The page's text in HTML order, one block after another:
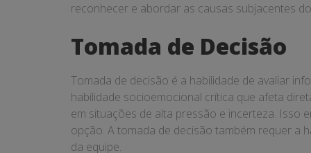
reconhecer e abordar as causas subjacentes
Tomada de Decisão
Tomada de decisão é a habilidade de avaliar
habilidade socioemocional crítica que afeta
em situações de alta pressão e incerteza. Isso
opção. A tomada de decisão também requer a
da equipe.